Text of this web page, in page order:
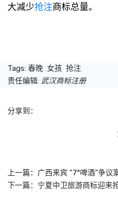
大减少抢注商标总量。
Tags: 春晚 女孩 抢注
责任编辑: 武汉商标注册
分享到：
上一篇： 广西来宾 “7°啤酒”争议
下一篇： 宁夏中卫旅游商标迎来